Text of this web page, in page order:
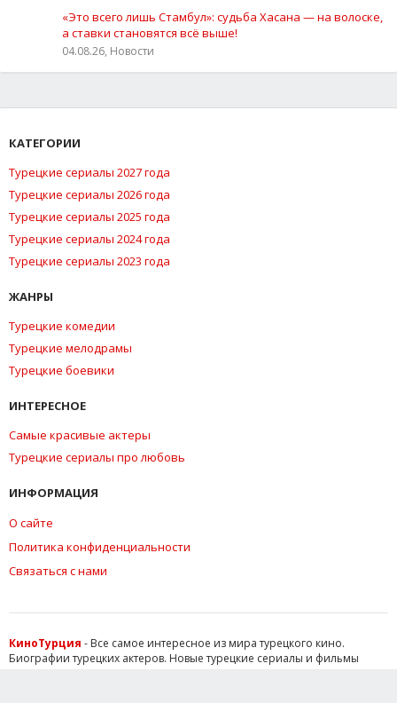
«Это всего лишь Стамбул»: судьба Хасана — на волоске,
а ставки становятся всё выше!
04.08.26, Новости
КАТЕГОРИИ
Турецкие сериалы 2027 года
Турецкие сериалы 2026 года
Турецкие сериалы 2025 года
Турецкие сериалы 2024 года
Турецкие сериалы 2023 года
ЖАНРЫ
Турецкие комедии
Турецкие мелодрамы
Турецкие боевики
ИНТЕРЕСНОЕ
Самые красивые актеры
Турецкие сериалы про любовь
ИНФОРМАЦИЯ
О сайте
Политика конфиденциальности
Связаться с нами
КиноТурция - Все самое интересное из мира турецкого кино.
Биографии турецких актеров. Новые турецкие сериалы и фильмы